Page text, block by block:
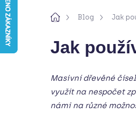
DomůBlog Jak
Jak
Masivní dřevěné
využít na nespočet
námi na různé